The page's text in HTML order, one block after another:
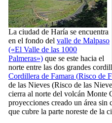
La ciudad de Haría se encuentra
en el fondo del valle de Malpaso
(«El Valle de las 1000
Palmeras») que se este hacia el
norte entre las dos grandes
Cordillera de Famara (Risco de
de las Nieves (Risco de las
cierra al norte del volcán Monte
proyecciones creado un área sin
que cubre la parte noreste de la